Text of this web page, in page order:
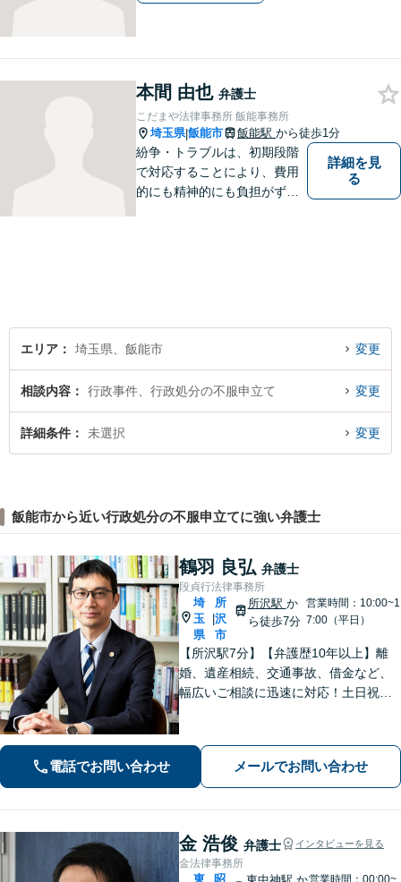
本間 由也 弁護士
こだまや法律事務所 飯能事務所
埼玉県|飯能市 飯能駅 から徒歩1分
紛争・トラブルは、初期段階
で対応することにより、費用
的にも精神的にも負担がずっ
詳細を見
る
エリア 埼玉県、飯能市 変更
相談内容 行政事件、行政処分の不服申立て 変更
詳細条件 未選択 変更
飯能市から近い行政処分の不服申立てに強い弁護士
鶴羽 良弘 弁護士
段貞行法律事務所
埼
玉
県
所
沢
市
所沢駅 か
ら徒歩7分
営業時間：10:00~1
7:00（平日）
【所沢駅7分】【弁護歴10年以上】離
婚、遺産相続、交通事故、借金など、
幅広いご相談に迅速に対応！土日祝夜
ください！【初回相談無料】
電話でお問い合わせ メールでお問い合わせ
金 浩俊 弁護士 インタビューを見る
金法律事務所
東 昭 東中神駅 か営業時間：00:00~